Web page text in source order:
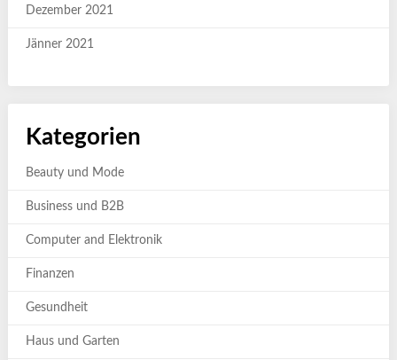
Dezember 2021
Jänner 2021
Kategorien
Beauty und Mode
Business und B2B
Computer and Elektronik
Finanzen
Gesundheit
Haus und Garten